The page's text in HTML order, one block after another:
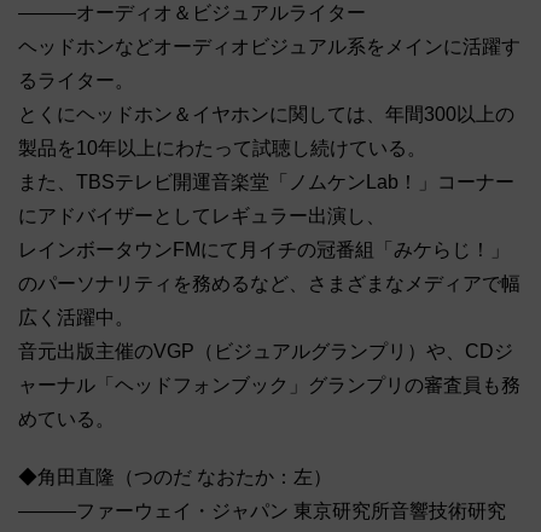
―――オーディオ＆ビジュアルライター
ヘッドホンなどオーディオビジュアル系をメインに活躍す
るライター。
とくにヘッドホン＆イヤホンに関しては、年間300以上の
製品を10年以上にわたって試聴し続けている。
また、TBSテレビ開運音楽堂「ノムケンLab！」コーナー
にアドバイザーとしてレギュラー出演し、
レインボータウンFMにて月イチの冠番組「みケらじ！」
のパーソナリティを務めるなど、さまざまなメディアで幅
広く活躍中。
音元出版主催のVGP（ビジュアルグランプリ）や、CDジ
ャーナル「ヘッドフォンブック」グランプリの審査員も務
めている。
◆角田直隆（つのだ なおたか：左）
―――ファーウェイ・ジャパン 東京研究所音響技術研究